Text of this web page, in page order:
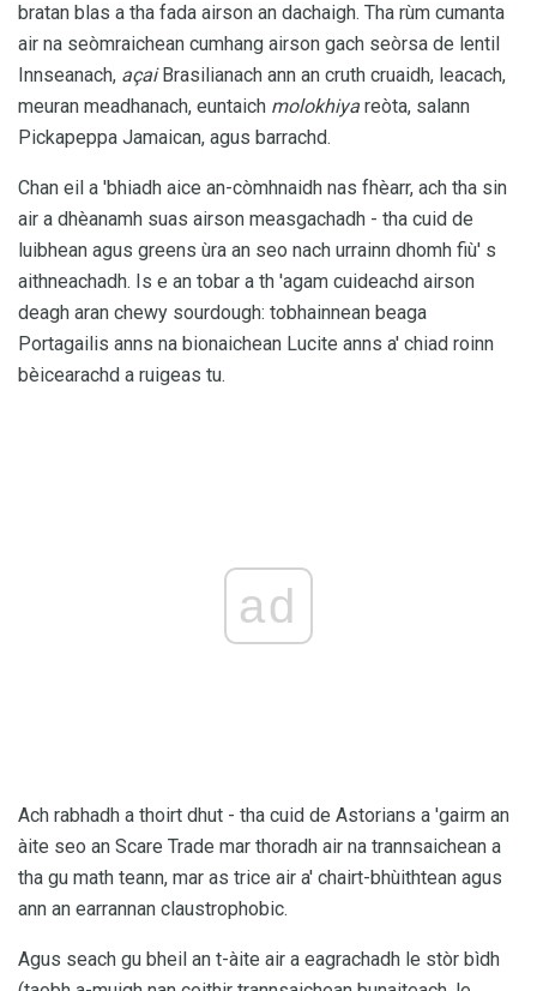
bratan blas a tha fada airson an dachaigh. Tha rùm cumanta
air na seòmraichean cumhang airson gach seòrsa de lentil
Innseanach, açaiBrasilianach ann an cruth cruaidh, leacach,
meuran meadhanach, euntaich molokhiya reòta, salann
Pickapeppa Jamaican, agus barrachd.
Chan eil a 'bhiadh aice an-còmhnaidh nas fhèarr, ach tha sin
air a dhèanamh suas airson measgachadh - tha cuid de
luibhean agus greens ùra an seo nach urrainn dhomh fiù' s
aithneachadh. Is e an tobar a th 'agam cuideachd airson
deagh aran chewy sourdough: tobhainnean beaga
Portagailis anns na bionaichean Lucite anns a' chiad roinn
bèicearachd a ruigeas tu.
ad
Ach rabhadh a thoirt dhut - tha cuid de Astorians a 'gairm an
àite seo an Scare Trade mar thoradh air na trannsaichean a
tha gu math teann, mar as trice air a' chairt-bhùithtean agus
ann an earrannan claustrophobic.
Agus seach gu bheil an t-àite air a eagrachadh le stòr bìdh